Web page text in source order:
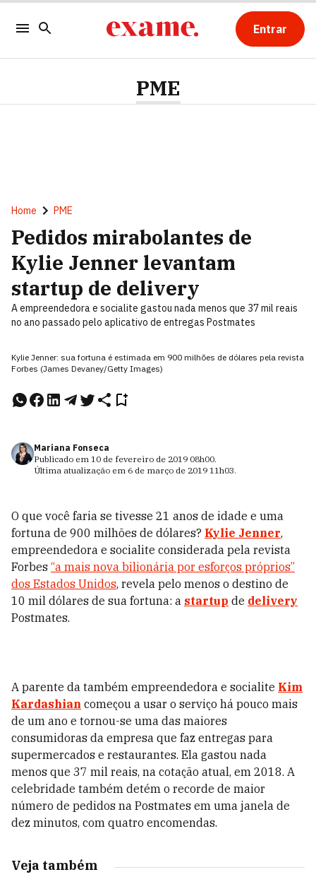
Entrar
PME
Home PME
Pedidos mirabolantes de
Kylie Jenner levantam
startup de delivery
A empreendedora e socialite gastou nada menos que 37 mil reais
no ano passado pelo aplicativo de entregas Postmates
Kylie Jenner: sua fortuna é estimada em 900 milhões de dólares pela revista
Forbes (James Devaney/Getty Images)
Mariana Fonseca
Publicado em 10 de fevereiro de 2019 08h00.
Última atualização em 6 de março de 2019 11h03.
O que você faria se tivesse 21 anos de idade e uma
fortuna de 900 milhões de dólares? Kylie Jenner,
empreendedora e socialite considerada pela revista
Forbes “a mais nova bilionária por esforços próprios”
dos Estados Unidos, revela pelo menos o destino de
10 mil dólares de sua fortuna: a startup de delivery
Postmates.
A parente da também empreendedora e socialite Kim
Kardashian começou a usar o serviço há pouco mais
de um ano e tornou-se uma das maiores
consumidoras da empresa que faz entregas para
supermercados e restaurantes. Ela gastou nada
menos que 37 mil reais, na cotação atual, em 2018. A
celebridade também detém o recorde de maior
número de pedidos na Postmates em uma janela de
dez minutos, com quatro encomendas.
Veja também